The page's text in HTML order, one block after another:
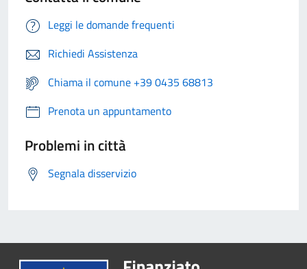
Leggi le domande frequenti
Richiedi Assistenza
Chiama il comune +39 0435 68813
Prenota un appuntamento
Problemi in città
Segnala disservizio